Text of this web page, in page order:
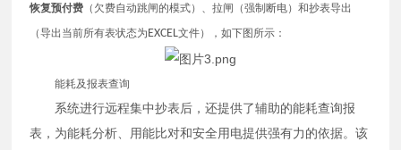
恢复预付费 （欠费自动跳闸的模式）、拉闸（强制断电）和抄表导出
（导出当前所有表状态为EXCEL文件），如下图所示：
能耗及报表查询
系统进行远程集中抄表后，还提供了辅助的能耗查询报
表，为能耗分析、用能比对和安全用电提供强有力的依据。该